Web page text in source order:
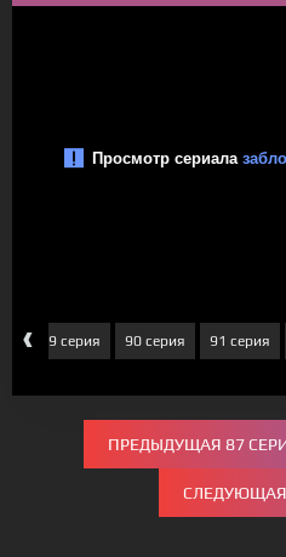
‹ 89 серия 90 серия 91 серия
ПРЕДЫДУЩАЯ 87
СЛЕДУЮЩАЯ